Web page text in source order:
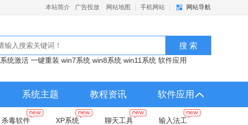
本站简介 广告投放 网站地图 手机网站 网站导航
系统激活 一键重装 win7系统 win8系统 win11系统 软件应用
系统主题 教程资讯 软件应用
杀毒软件 XP系统 聊天工具 输入法工